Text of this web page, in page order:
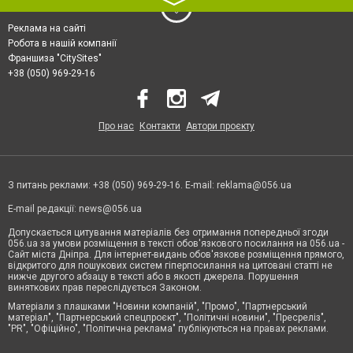
Реклама на сайті
Робота в нашій компанії
Франшиза "CitySites"
+38 (050) 969-29-16
Про нас Контакти Автори проєкту
З питань реклами: +38 (050) 969-29-16. E-mail: reklama@056.ua
E-mail редакції: news@056.ua
Допускається цитування матеріалів без отримання попередньої згоди
056.ua за умови розміщення в тексті обов'язкового посилання на 056.ua -
Сайт міста Дніпра. Для інтернет-видань обов'язкове розміщення прямого,
відкритого для пошукових систем гіперпосилання на цитовані статті не
нижче другого абзацу в тексті або в якості джерела. Порушення
виняткових прав переслідується Законом.
Матеріали з плашками "Новини компаній", "Промо", "Партнерський
матеріал", "Партнерський спецпроєкт", "Політичні новини", "Пресреліз",
"PR", "Офіційно", "Політична реклама" публікуються на правах реклами.